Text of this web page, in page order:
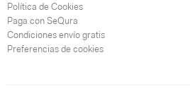
Política de Cookies
Paga con SeQura
Condiciones envío gratis
Preferencias de cookies